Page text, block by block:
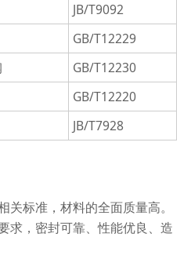
JB/T9092
GB/T12229
GB/T12230
GB/T12220
JB/T7928
标准，材料的全面质量高。
求，密封可靠、性能优良、造